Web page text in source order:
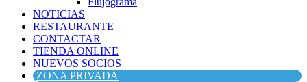
NOTICIAS
RESTAURANTE
CONTACTAR
TIENDA ONLINE
NUEVOS SOCIOS
ZONA PRIVADA